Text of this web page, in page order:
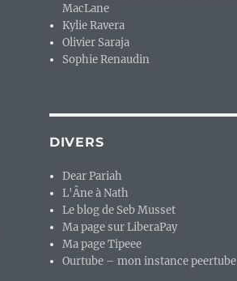
MacLane
Kylie Ravera
Olivier Saraja
Sophie Renaudin
DIVERS
Dear Pariah
L'Âne à Nath
Le blog de Seb Musset
Ma page sur LiberaPay
Ma page Tipeee
Ourtube – mon instance peertube